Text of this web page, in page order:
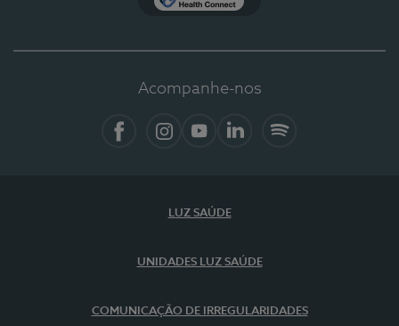
Acompanhe-nos
LUZ SAÚDE
UNIDADES LUZ SAÚDE
COMUNICAÇÃO DE IRREGULARIDADES